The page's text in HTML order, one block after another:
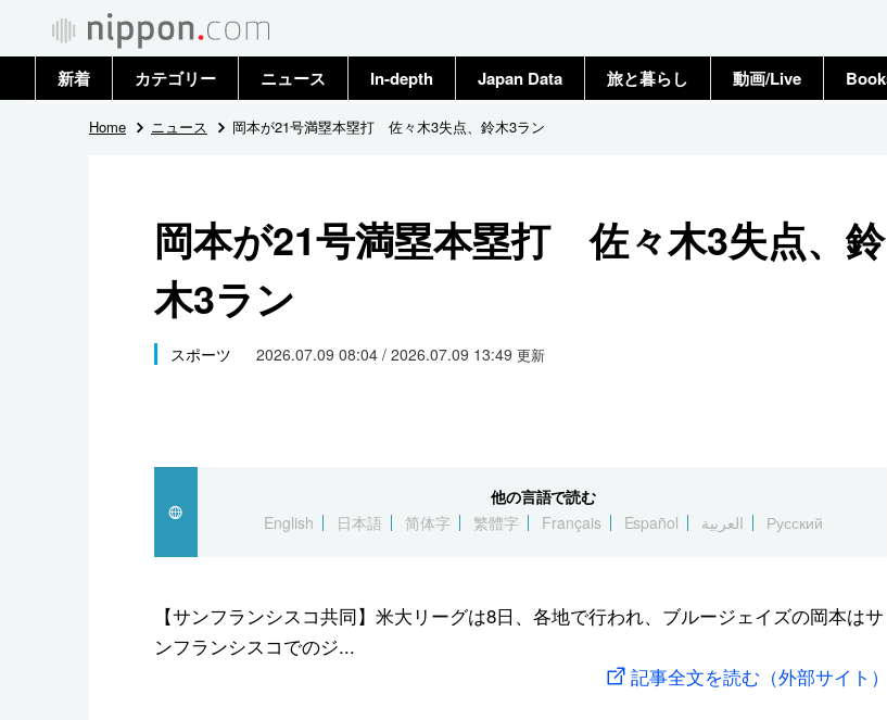
新着 カテゴリー
政治・外交
国際
社会
文化
スポーツ・東京2020
ニュース
トップ
In-depth Japan Data 旅と暮らし 動画/Live
Home ニュース 岡本が21号満塁本塁打 佐々木3失点、鈴木3ラン
岡本が21号満塁本塁打 佐々木3失点、鈴
木3ラン
スポーツ 2026.07.09 08:04 / 2026.07.09 13:49 更新
他の言語で読む
English
日本語 简体字 繁體字 Français Español العربية Русский
【サンフランシスコ共同】米大リーグは8日、各地で行われ、ブルージェイズの岡本はサ
ンフランシスコでのジ...
記事全文を読む（外部サイト）